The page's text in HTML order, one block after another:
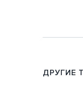
ДРУГИЕ